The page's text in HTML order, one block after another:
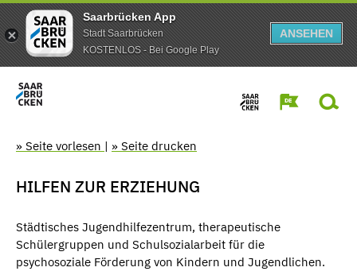
Saarbrücken App
Stadt Saarbrücken
KOSTENLOS - Bei Google Play
ANSEHEN
» Seite vorlesen | » Seite drucken
HILFEN ZUR ERZIEHUNG
Städtisches Jugendhilfezentrum, therapeutische
Schülergruppen und Schulsozialarbeit für die
psychosoziale Förderung von Kindern und Jugendlichen.